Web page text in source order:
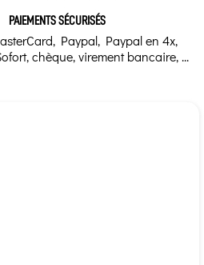
PAIEMENTS SÉCURISÉS
Paypal, Paypal en 4x,
chèque, virement bancaire, ...